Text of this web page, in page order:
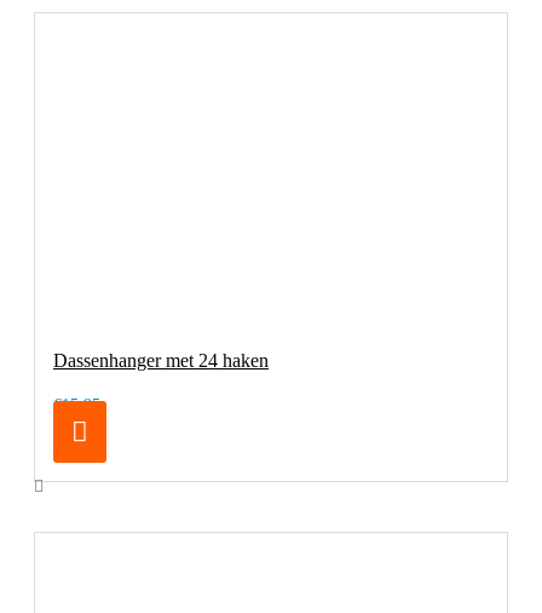
Dassenhanger met 24 haken
€15,95